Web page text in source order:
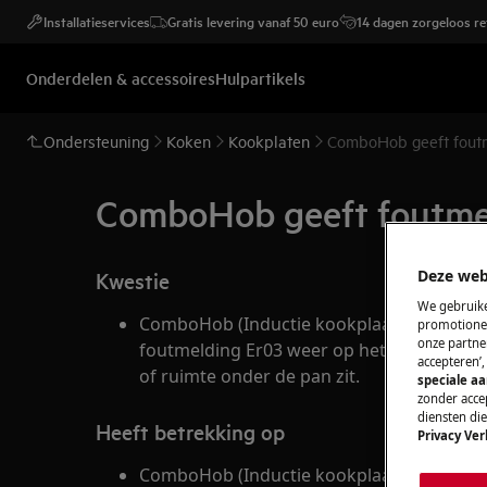
Installatieservices Gratis levering vanaf 50 euro 14 dagen zorgeloos
Onderdelen & accessoiresHulpartikels
Ondersteuning Koken Kookplaten ComboHob geeft
ComboHob geeft
Kwestie
ComboHob (Inductie kookplaat met
foutmelding Er03 weer op het display.
of ruimte onder de pan zit.
Heeft betrekking op
ComboHob (Inductie kookplaat met
Deze
We
onze
speciale
zonder
diensten
Privacy